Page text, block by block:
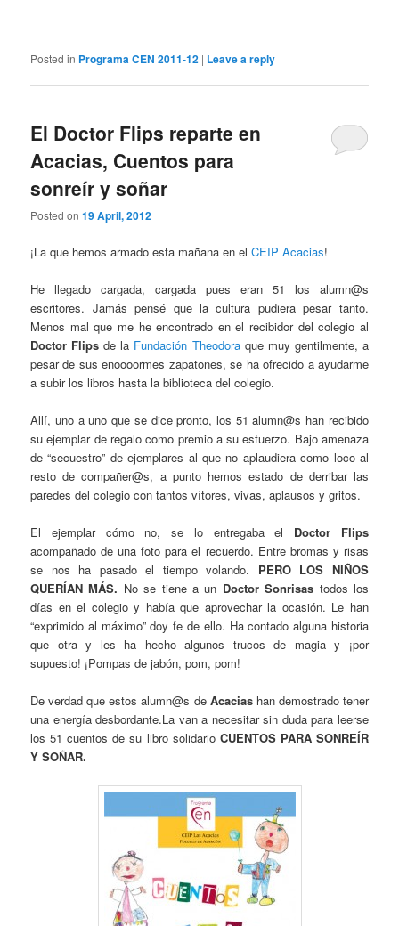
Posted in Programa CEN 2011-12 | Leave a reply
El Doctor Flips reparte en
Acacias, Cuentos para
sonreír y soñar
Posted on19 April, 2012
¡La que hemos armado esta mañana en elCEIP Acacias!
He llegado cargada, cargada pues eran 51 los alumn@s
escritores. Jamás pensé que la cultura pudiera pesar tanto.
Menos mal que me he encontrado en el recibidor del colegio al
Doctor Flips de la Fundación Theodoraque muy gentilmente, a
pesar de sus enoooormes zapatones, se ha ofrecido a ayudarme
a subir los libros hasta la biblioteca del colegio.
Allí, uno a uno que se dice pronto, los 51 alumn@s han recibido
su ejemplar de regalo como premio a su esfuerzo. Bajo amenaza
de “secuestro” de ejemplares al que no aplaudiera como loco al
resto de compañer@s, a punto hemos estado de derribar las
paredes del colegio con tantos vítores, vivas, aplausos y gritos.
El ejemplar cómo no, se lo entregaba el Doctor Flips
acompañado de una foto para el recuerdo. Entre bromas y risas
se nos ha pasado el tiempo volando. PERO LOS NIÑOS
QUERÍAN MÁS. No se tiene a un Doctor Sonrisas todos los
días en el colegio y había que aprovechar la ocasión. Le han
“exprimido al máximo” doy fe de ello. Ha contado alguna historia
que otra y les ha hecho algunos trucos de magia y ¡por
supuesto! ¡Pompas de jabón, pom, pom!
De verdad que estos alumn@s deAcaciashan demostrado tener
una energía desbordante.La van a necesitar sin duda para leerse
los 51 cuentos de su libro solidario CUENTOS PARA SONREÍR
Y SOÑAR.